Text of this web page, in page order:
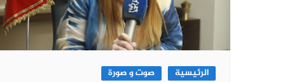
الرئيسية صوت و صورة